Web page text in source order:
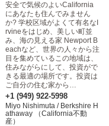
安全で気候のよいCalifornia
にあなたも住んでみません
か? 学校区域がよくて有名なI
rvineをはじめ、美しい町並
み、海の見える家 Newport B
eachなど、世界の人々から注
目を集めているこの地域は、
住みながらにして、投資がで
きる最適の場所です。投資は
ご自分の住む家から…
+1 (949) 922-5998
Miyo Nishimuta / Berkshire H
athaway （California不動
産）